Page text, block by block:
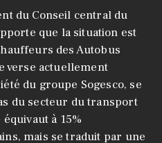
du Conseil central du
que la situation est
des Autobus
verse actuellement
du groupe Sogesco, se
du secteur du transport
à 15%
mais se traduit par une